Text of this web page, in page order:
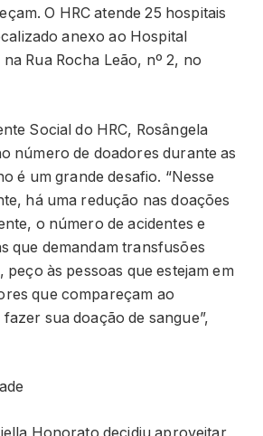
O HRC atende 25 hospitais
anexo ao Hospital
Rua Rocha Leão, nº 2, no
Social do HRC, Rosângela
número de doadores durante as
é um grande desafio. “Nesse
há uma redução nas doações
o número de acidentes e
que demandam transfusões
peço às pessoas que estejam em
que compareçam ao
sua doação de sangue”,
Honorato decidiu aproveitar